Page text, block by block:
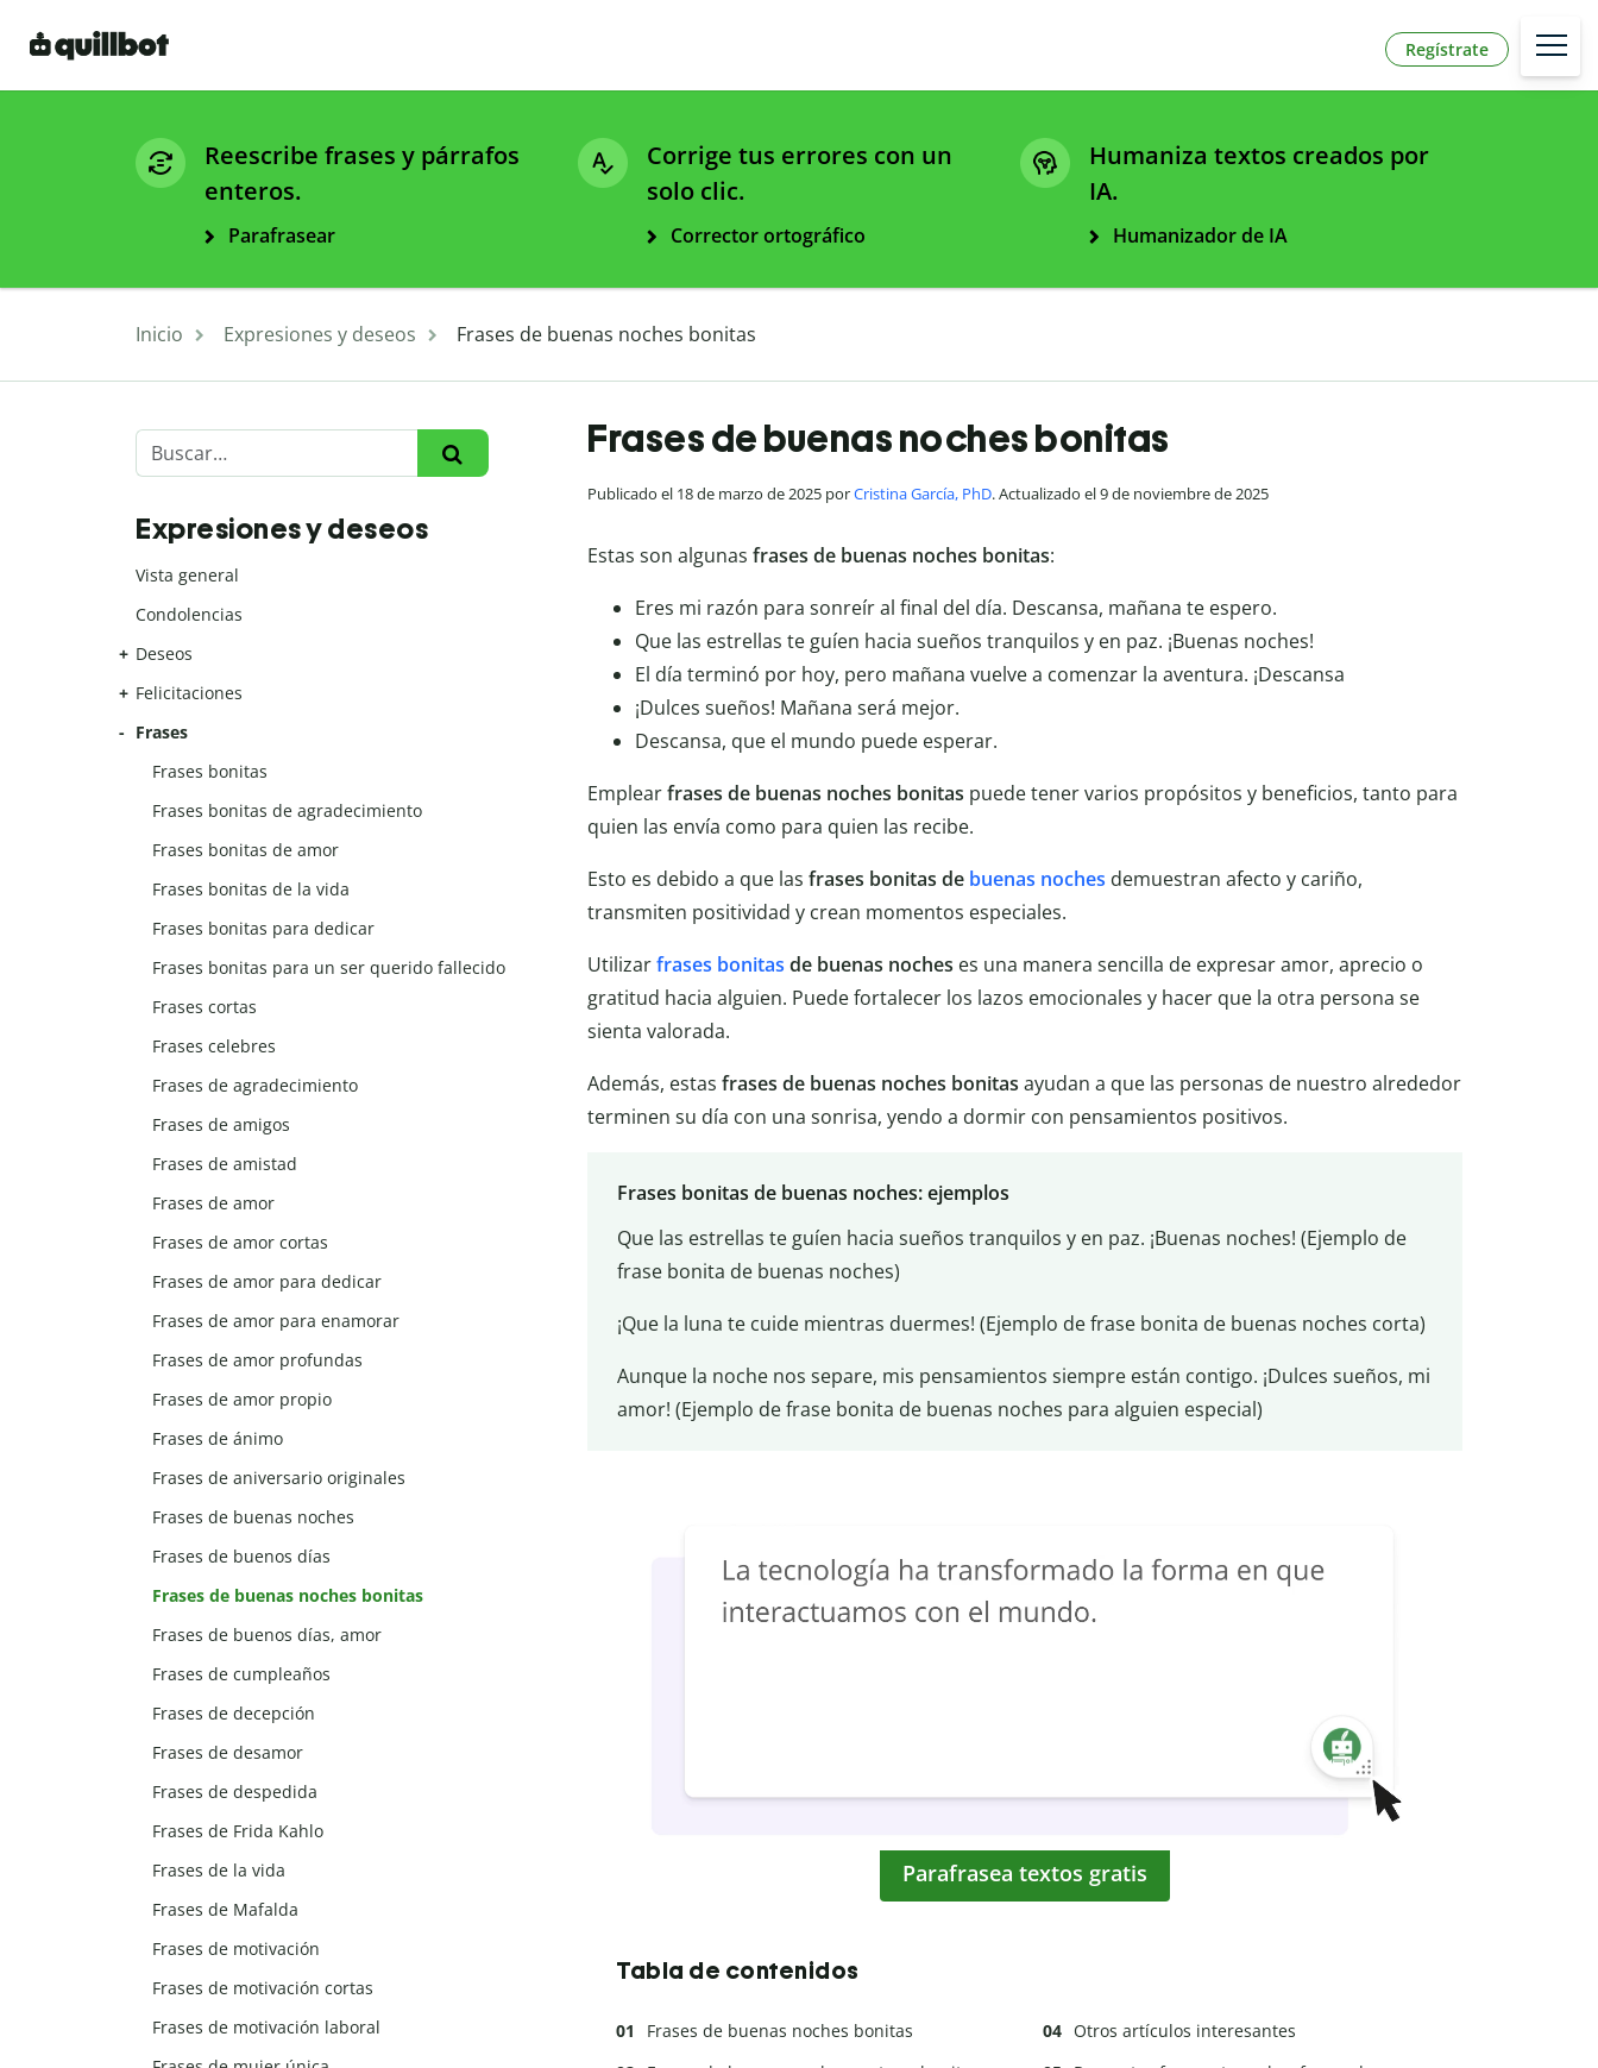
Regístrate
Reescribe frases y párrafos
enteros.
Parafrasear
Corrige tus errores con un
solo clic.
Corrector ortográfico
Humaniza textos creados por
IA.
Humanizador de IA
Inicio Expresiones y deseos Frases de buenas noches bonitas
Frases de buenas noches bonitas
Publicado el 18 de marzo de 2025 porCristina García, PhD. Actualizado el 9 de noviembre de 2025
Estas son algunas frases de buenas noches bonitas:
Eres mi razón para sonreír al final del día. Descansa, mañana te espero.
Que las estrellas te guíen hacia sueños tranquilos y en paz. ¡Buenas noches!
El día terminó por hoy, pero mañana vuelve a comenzar la aventura. ¡Descansa
¡Dulces sueños! Mañana será mejor.
Descansa, que el mundo puede esperar.
Emplearfrases de buenas noches bonitas puede tener varios propósitos y beneficios, tanto para
quien las envía como para quien las recibe.
Esto es debido a que las frases bonitas de buenas noches demuestran afecto y cariño,
transmiten positividad y crean momentos especiales.
Utilizarfrases bonitas de buenas noches es una manera sencilla de expresar amor, aprecio o
gratitud hacia alguien. Puede fortalecer los lazos emocionales y hacer que la otra persona se
sienta valorada.
Además, estas frases de buenas noches bonitas ayudan a que las personas de nuestro alrededor
terminen su día con una sonrisa, yendo a dormir con pensamientos positivos.
Frases bonitas de buenas noches: ejemplos
Que las estrellas te guíen hacia sueños tranquilos y en paz. ¡Buenas noches! (Ejemplo de
frase bonita de buenas noches)
¡Que la luna te cuide mientras duermes! (Ejemplo de frase bonita de buenas noches corta)
Aunque la noche nos separe, mis pensamientos siempre están contigo. ¡Dulces sueños, mi
amor! (Ejemplo de frase bonita de buenas noches para alguien especial)
Parafrasea textos gratis
Tabla de contenidos
Frases de buenas noches bonitas
Otros artículos interesantes
Expresiones y deseos
Vista general
Condolencias
Deseos
Felicitaciones
Frases
Frases bonitas
Frases bonitas de agradecimiento
Frases bonitas de amor
Frases bonitas de la vida
Frases bonitas para dedicar
Frases bonitas para un ser querido fallecido
Frases cortas
Frases celebres
Frases de agradecimiento
Frases de amigos
Frases de amistad
Frases de amor
Frases de amor cortas
Frases de amor para dedicar
Frases de amor para enamorar
Frases de amor profundas
Frases de amor propio
Frases de ánimo
Frases de aniversario originales
Frases de buenas noches
Frases de buenos días
Frases de buenas noches bonitas
Frases de buenos días, amor
Frases de cumpleaños
Frases de decepción
Frases de desamor
Frases de despedida
Frases de Frida Kahlo
Frases de la vida
Frases de Mafalda
Frases de motivación
Frases de motivación cortas
Frases de motivación laboral